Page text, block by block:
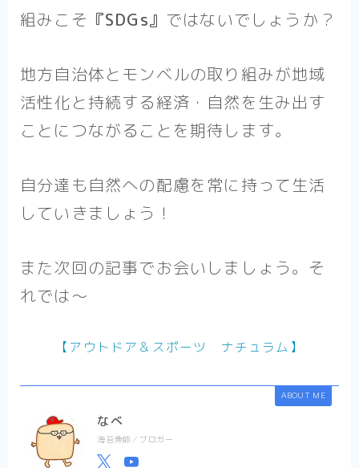
組みこそ 『SDGs』 ではないでしょうか？
地方自治体とモンベルの取り組みが地域
活性化と持続する経済・自然を生み出す
ことにつながることを期待します。
自分達も自然への配慮を常に持って生活
していきましょう！
また次回の記事でお会いしましょう。そ
れでは〜
【アウトドア＆スポーツ ナチュラム】
ABOUT ME
なべ
海苔漁師／ブロガー